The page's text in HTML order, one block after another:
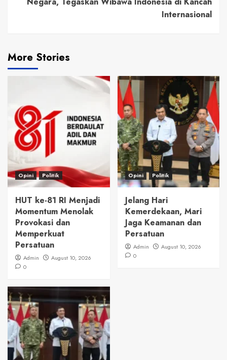
Internasional
More Stories
Opini Politik
HUT ke-81 RI Menjadi
Momentum Menolak
Provokasi dan
Memperkuat
Persatuan
Admin
August 10, 2026
0
Opini Politik
Jelang Hari
Kemerdekaan, Mari
Jaga Keamanan dan
Persatuan
Admin
August 10, 2026
0